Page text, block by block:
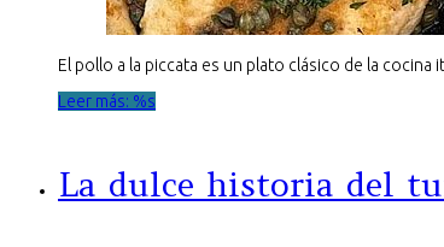
El pollo a la piccata es un plato clásico de la cocina
Leer más: %s
La dulce historia del